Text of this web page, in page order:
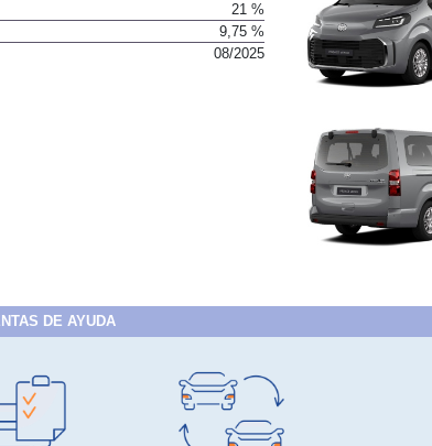
21 %
9,75 %
08/2025
DE AYUDA